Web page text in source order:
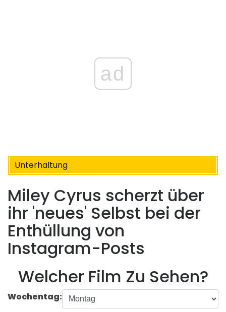
ad
Unterhaltung
Miley Cyrus scherzt über
ihr 'neues' Selbst bei der
Enthüllung von
Instagram-Posts
Welcher Film Zu Sehen?
Wochentag: